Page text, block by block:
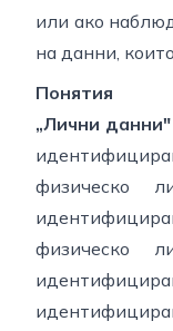
или ако
на данни,
Понятия
„Лични данни"
физическо
физическо